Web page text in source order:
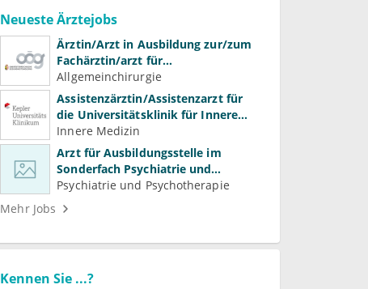
Neueste Ärztejobs
Ärztin/Arzt in Ausbildung zur/zum
Fachärztin/arzt für
Allgemeinchirurgie und
Gefäßchirurgie
Allgemeinchirurgie
Assistenzärztin/Assistenzarzt für
die Universitätsklinik für Innere
Medizin
Innere Medizin
Arzt für Ausbildungsstelle im
Sonderfach Psychiatrie und
Psychotherapeutische Medizin
(m/w/d)
Psychiatrie und Psychotherapie
Mehr Jobs
Kennen Sie ...?